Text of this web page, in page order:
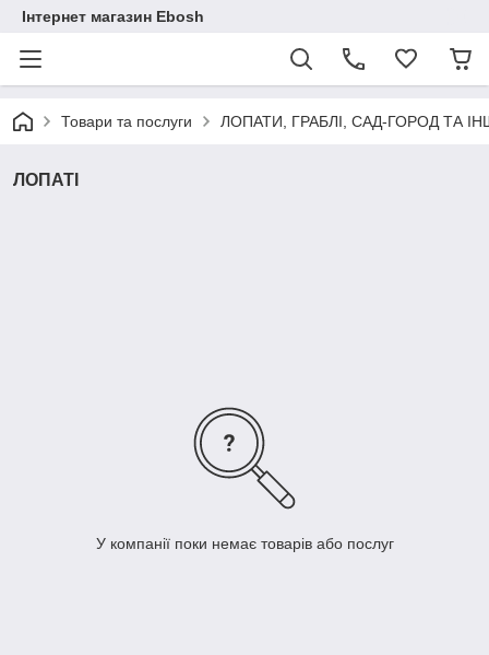
Інтернет магазин Ebosh
Товари та послуги ЛОПАТИ, ГРАБЛІ, САД-ГОРОД ТА
ЛОПАТІ
У компанії поки немає товарів або послуг